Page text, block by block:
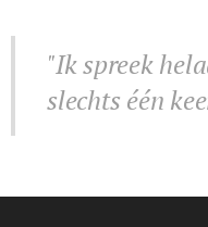
"Ik spreek
slechts één